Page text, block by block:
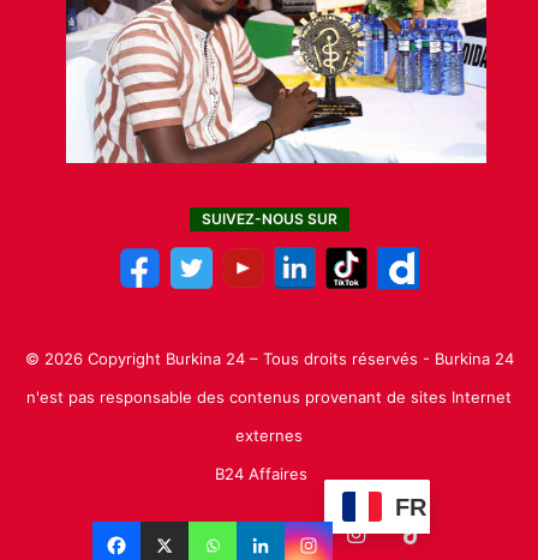
SUIVEZ-NOUS SUR
© 2026 Copyright Burkina 24 – Tous droits réservés - Burkina 24
n'est pas responsable des contenus provenant de sites Internet
externes
B24 Affaires
FR
Facebook LinkedinYouTubeInstagram
TikTok